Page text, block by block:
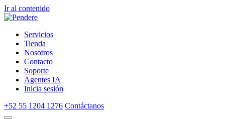
Ir al contenido
Servicios
Tienda
Nosotros
Contacto
Soporte
Agentes IA
Inicia sesión
+52 55 1204 1276 Contáctanos